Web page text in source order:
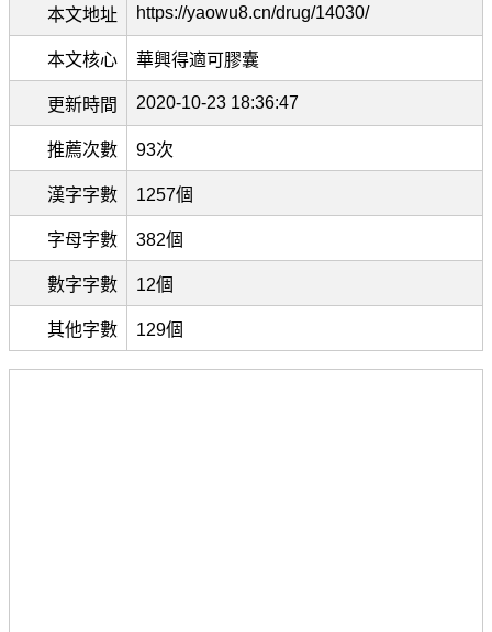
本文地址 https://yaowu8.cn/drug/14030/
本文核心 華興得適可膠囊
更新時間 2020-10-23 18:36:47
推薦次數 93次
漢字字數 1257個
字母字數 382個
數字字數 12個
其他字數 129個